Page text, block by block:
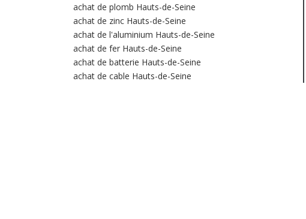
achat de plomb Hauts-de-Seine
achat de zinc Hauts-de-Seine
achat de l'aluminium Hauts-de-Seine
achat de fer Hauts-de-Seine
achat de batterie Hauts-de-Seine
achat de cable Hauts-de-Seine